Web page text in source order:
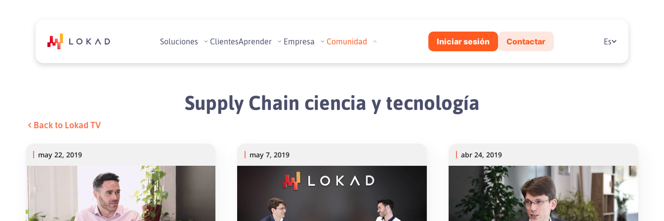
Soluciones ClientesAprender Empresa Comunidad Iniciar sesión Contactar Es
Supply Chain ciencia y tecnología
Back to Lokad TV
may 22, 2019 may 7, 2019 abr 24, 2019